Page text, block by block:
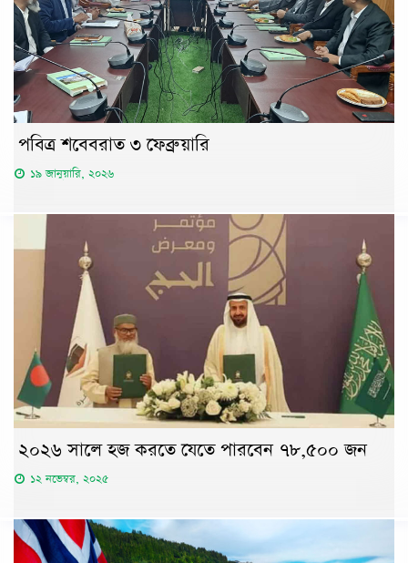
পবিত্র শবেবরাত ৩ ফেব্রুয়ারি
১৯ জানুয়ারি, ২০২৬
২০২৬ সালে হজ করতে যেতে পারবেন ৭৮,৫০০ জন
১২ নভেম্বর, ২০২৫